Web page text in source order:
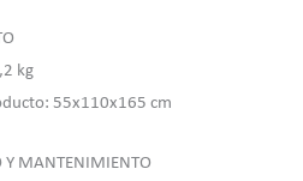
kg
55x110x165 cm
Y MANTENIMIENTO